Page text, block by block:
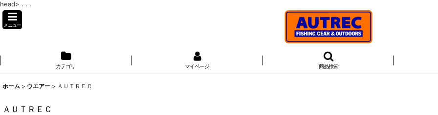
head> . . .
メニュー
カテゴリ マイページ 商品検索
ホーム > ウエアー > ＡＵＴＲＥＣ
ＡＵＴＲＥＣ